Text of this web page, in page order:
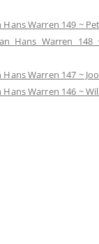
Warren 149 ~
Hans Warren 148
Warren 147 ~
Warren 146 ~